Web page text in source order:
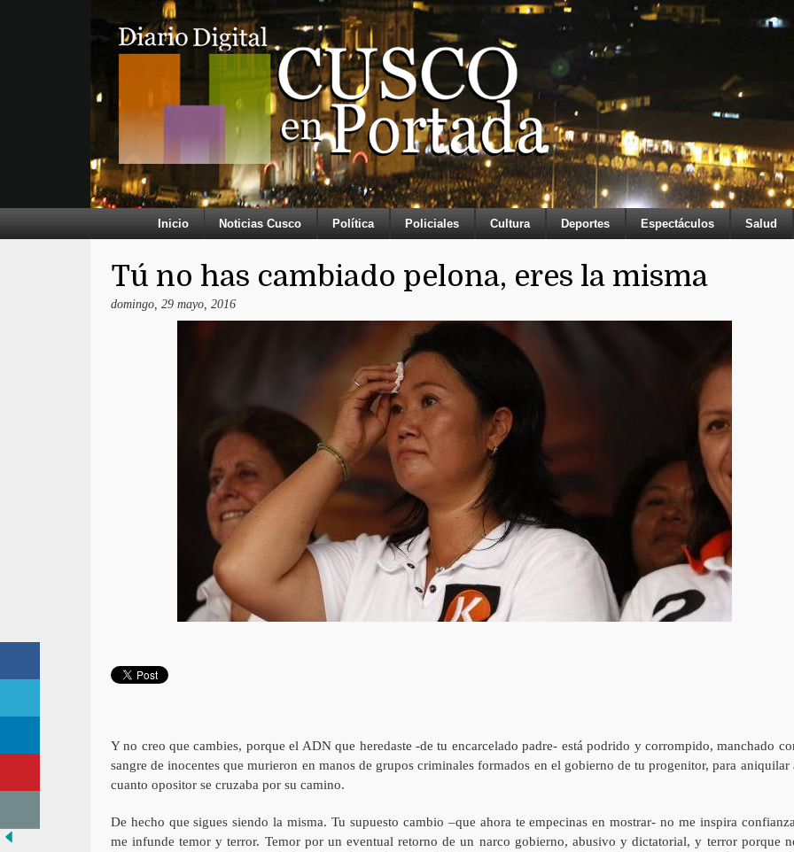
Inicio Noticias Cusco Política Policiales Cultura Deportes Espectáculos Salud
Tú no has cambiado pelona, eres la misma
domingo, 29 mayo, 2016
Y no creo que cambies, porque el ADN que heredaste -de tu encarcelado padre- está podrido y corrompido, manchado
sangre de inocentes que murieron en manos de grupos criminales formados en el gobierno de tu progenitor, para aniquilar
cuanto opositor se cruzaba por su camino.
De hecho que sigues siendo la misma. Tu supuesto cambio –que ahora te empecinas en mostrar- no me inspira
me infunde temor y terror. Temor por un eventual retorno de un narco gobierno, abusivo y dictatorial, y terror porque